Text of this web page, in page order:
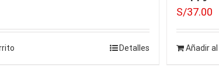
Detalles
S/37.00
Añadir